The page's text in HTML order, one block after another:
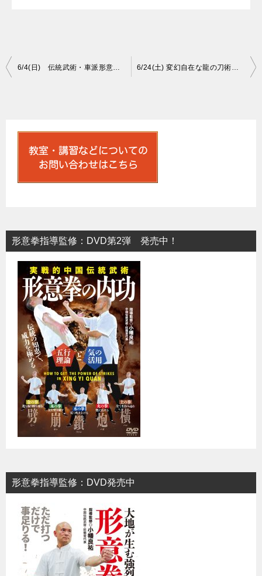
投
6/4(日) 伝統武術・車派形意拳十二形《馬形＆猴形》講習会 6/24(土) 変幻自在な龍の刀術！中国刀術《八卦刀》練習会
形意拳指導監修：DVD第2弾 発売中！
形意拳指導監修：DVD発売中